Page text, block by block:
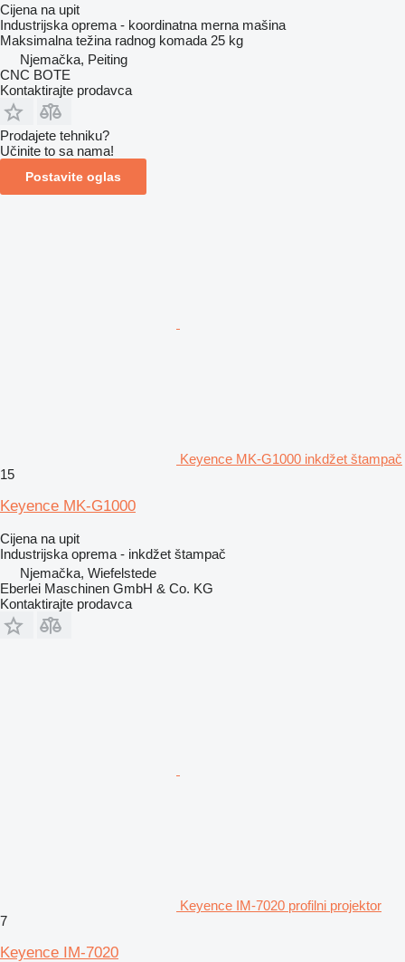
Cijena na upit
Industrijska oprema - koordinatna merna mašina
Maksimalna težina radnog komada 25 kg
Njemačka, Peiting
CNC BOTE
Kontaktirajte prodavca
Prodajete tehniku?
Učinite to sa nama!
Postavite oglas
Keyence MK-G1000 inkdžet štampač
15
Keyence MK-G1000
Cijena na upit
Industrijska oprema - inkdžet štampač
Njemačka, Wiefelstede
Eberlei Maschinen GmbH & Co. KG
Kontaktirajte prodavca
Keyence IM-7020 profilni projektor
7
Keyence IM-7020